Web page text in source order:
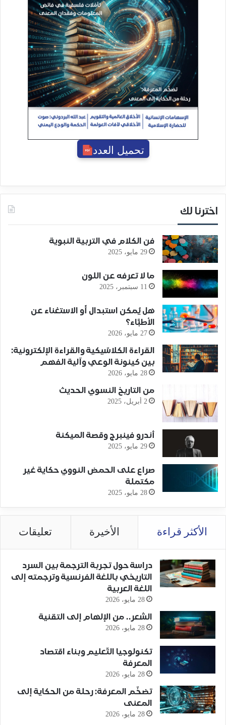
تحميل العدد
اخترنا لك
فن الكلام في التربية النبوية
29 مايو، 2025
ما لا تعرفه عن اللون
11 سبتمبر، 2025
هل يُمكن استبدال أَو الاستغناء عن
الأطبَّاء؟
27 مايو، 2026
القراءة الكلاسّيكية والقراءة الإلكترونية:
بين كينونة الوعي وآلية الفهم
28 مايو، 2026
من التاريخ النسوي الحديث
2 أبريل، 2025
أندرو فينبرج وقصة الميكنة
29 مايو، 2025
صراع على الحمض النووي حكاية غير
مكتملة
28 مايو، 2025
الأكثر قراءة الأخيرة تعليقات
دراسة حول تجربة الترجمة بين السرد
التاريخي باللغة الفرنسية وترجمته إلى
اللغة العربية
28 مايو، 2026
الشعر.. من الإلهام إلى التقنية
28 مايو، 2026
تكنولوجيا التّعليم وبناء اقتصاد
المعرفة
28 مايو، 2026
تضخّم المعرفة: رحلة من الحكاية إلى
المعنى
28 مايو، 2026